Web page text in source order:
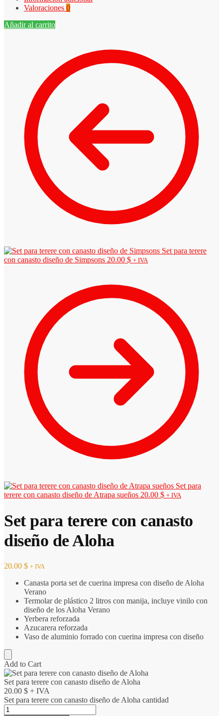
Valoraciones 0
Añadir al carrito
Set para terere
con canasto diseño de Simpsons 20.00 $ + IVA
Set para
terere con canasto diseño de Atrapa sueños 20.00 $ + IVA
Set para terere con canasto
diseño de Aloha
20.00 $ + IVA
Canasta porta set de cuerina impresa con diseño de Aloha
Verano
Termolar de plástico 2 litros con manija, incluye vinilo con
diseño de los Aloha Verano
Yerbera reforzada
Azucarera reforzada
Vaso de aluminio forrado con cuerina impresa con diseño
Add to Cart
Set para terere con canasto diseño de Aloha
20.00 $ + IVA
Set para terere con canasto diseño de Aloha cantidad